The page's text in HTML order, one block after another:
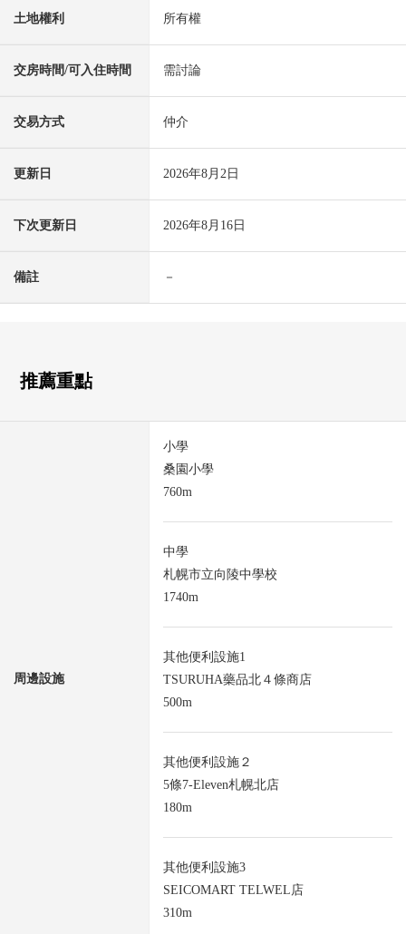
土地權利 所有權
交房時間/可入住時間 需討論
交易方式 仲介
更新日 2026年8月2日
下次更新日 2026年8月16日
備註 －
推薦重點
周邊設施
小學
桑園小學
760m
中學
札幌市立向陵中學校
1740m
其他便利設施1
TSURUHA藥品北４條商店
500m
其他便利設施２
5條7-Eleven札幌北店
180m
其他便利設施3
SEICOMART TELWEL店
310m